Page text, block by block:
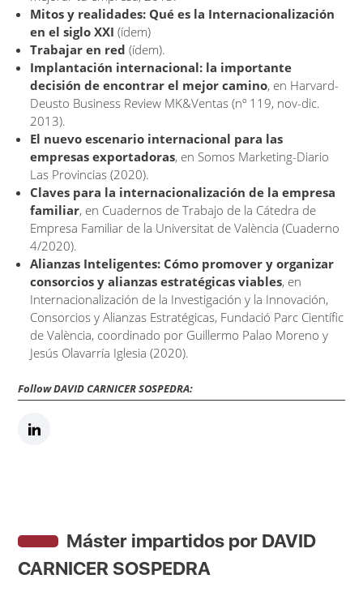
Mitos y realidades: Qué es la Internacionalización
en el siglo XXI(ídem)
Trabajar en red (ídem).
Implantación internacional: la importante
decisión de encontrar el mejor camino, en Harvard-
Deusto Business Review MK&Ventas (nº 119, nov-dic.
2013).
El nuevo escenario internacional para las
empresas exportadoras, en Somos Marketing-Diario
Las Provincias (2020).
Claves para la internacionalización de la empresa
familiar, en Cuadernos de Trabajo de la Cátedra de
Empresa Familiar de la Universitat de València (Cuaderno
4/2020).
Alianzas Inteligentes: Cómo promover y organizar
consorcios y alianzas estratégicas viables, en
Internacionalización de la Investigación y la Innovación,
Consorcios y Alianzas Estratégicas, Fundació Parc Científic
de València, coordinado por Guillermo Palao Moreno y
Jesús Olavarría Iglesia (2020).
Follow DAVID CARNICER SOSPEDRA:
Máster impartidos por DAVID
CARNICER SOSPEDRA